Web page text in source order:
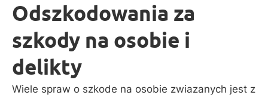
Odszkodowania za
szkody na osobie i
delikty
Wiele spraw o szkode na osobie zwiazanych jest z